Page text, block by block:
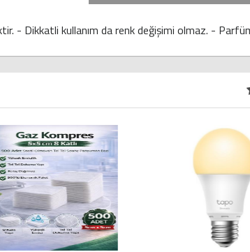
- Dikkatli kullanım da renk değişimi olmaz. -